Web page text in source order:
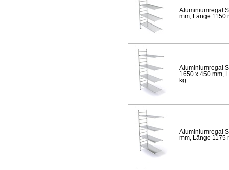
Aluminiumregal
mm, Länge 1150
Aluminiumregal
1650 x 450 mm,
kg
Aluminiumregal
mm, Länge 1175